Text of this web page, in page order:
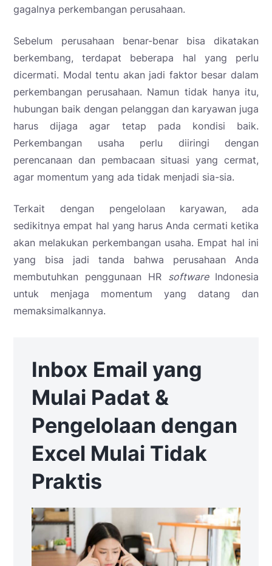
gagalnya perkembangan perusahaan.
Sebelum perusahaan benar-benar bisa dikatakan
berkembang, terdapat beberapa hal yang perlu
dicermati. Modal tentu akan jadi faktor besar dalam
perkembangan perusahaan. Namun tidak hanya itu,
hubungan baik dengan pelanggan dan karyawan juga
harus dijaga agar tetap pada kondisi baik.
Perkembangan usaha perlu diiringi dengan
perencanaan dan pembacaan situasi yang cermat,
agar momentum yang ada tidak menjadi sia-sia.
Terkait dengan pengelolaan karyawan, ada
sedikitnya empat hal yang harus Anda cermati ketika
akan melakukan perkembangan usaha. Empat hal ini
yang bisa jadi tanda bahwa perusahaan Anda
membutuhkan penggunaan HR software Indonesia
untuk menjaga momentum yang datang dan
memaksimalkannya.
Inbox Email yang
Mulai Padat &
Pengelolaan dengan
Excel Mulai Tidak
Praktis